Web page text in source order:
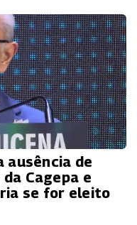
ausência de
Cagepa e
se for eleito